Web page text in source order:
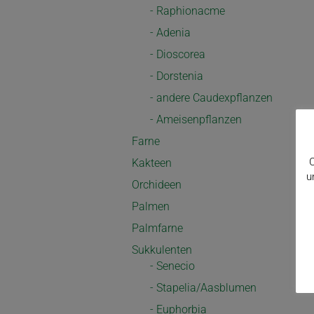
- Raphionacme
- Adenia
- Dioscorea
- Dorstenia
- andere Caudexpflanzen
- Ameisenpflanzen
Farne
Kakteen
Orchideen
Palmen
Palmfarne
Sukkulenten
- Senecio
- Stapelia/Aasblumen
- Euphorbia